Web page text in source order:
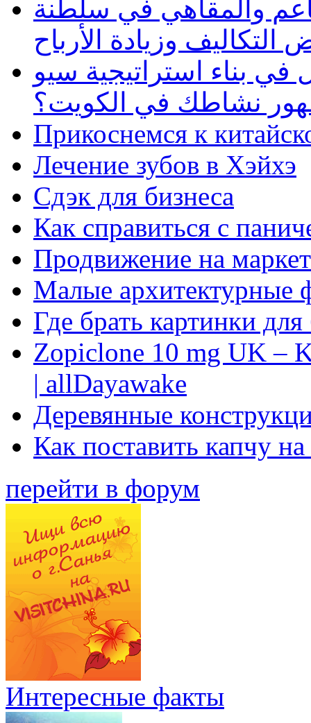
والمقاهي في سلطنة
وزيادة الأرباح
بناء استراتيجية سيو
نشاطك في الكويت؟
Прикоснемся к
Лечение зубов в Хэйхэ
Сдэк для бизнеса
Как справиться с
Продвижение на
Малые архитектурные
Где брать картинки
Zopiclone 10 mg UK –
| allDayawake
Деревянные
Как поставить капчу
перейти в форум
Интересные факты